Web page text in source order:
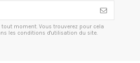
moment. Vous trouverez pour cela
les conditions d'utilisation du site.